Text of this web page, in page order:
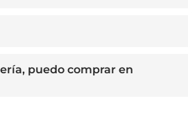
puedo comprar en